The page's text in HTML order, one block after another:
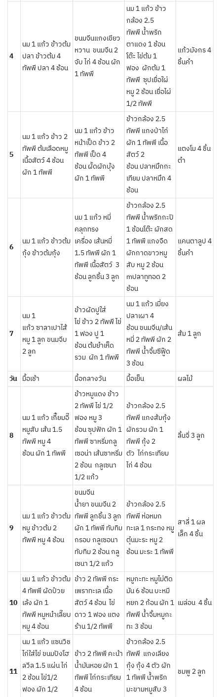
4
นม 1 แก้ว ข้้าวต้ม
ปลา ข้าวต้ม 4
ทัพพี ปลา 4 ช้อน
ขนมจีนแกงเขียว
หวาน ขนมจีน 2
จับ ไก่ 4 ช้อน ผัก
1 ทัพพี
นม 1 แก้ว ข้าว
กล้อง 2.5
ทัพพี น้ำพริก
ตาแดง 1 ช้อน
โต๊ะ ไข่ต้ม 1
ฟอง ผักต้ม 1
ทัพพี ซุปเยื่อใผ่
หมู 2 ช้อน เยื่อไผ่
1/2 ทัพพี
แก้วมังกร 4
ชิ้นคำ
5
นม 1 แก้ว ข้าว 2
ทัพพี ต้มเลือดหมู
เนื้อสัตว์ 4 ช้อน
ผัก 1 ทัพพี
นม 1 แก้ว ข้าว
หน้าเป็ด ข้าว 2
ทัพพี เป็ด 4
ช้อน ผััดผักบุ้ง
ผัก 1 ทัพพี
ข้าวกล้อง 2.5
ทัพพี แกงป่าไก่
ผัก 1 ทัพพี เนื้อ
สัตว์ 2
ช้อน ปลาหมึกกะ
เทียม ปลาหมึก 4
ช้อน
แตงโม 4 ชิ้น
ตำ
6
นม 1 แก้ว ข้าวต้ม
กุ้ง ข้าวต้มกุ้ง
นม 1 แก้ว หมี่
คลุกทรง
เครื่อง เส้นหมี่
1.5 ทัพพี ผัก 1
ทัพพี เนื้อสัตว์ 3
ช้อน ลูกชิ้น 3 ลูก
ข้าวกล้อง 2.5
ทัพพี น้ำพริกกะปิ
1 ช้อนโต๊ะ ผักสด
1 ทัพพี แกงจืด
ผักกาดขาวหมู
สับ หมู 2 ช้อน
mปลาทูทอด 2
ช้อน
แคนตาลูป 4
ชิ้นคำ
7
นม 1
แก้ว ซาลาเปาไส้
หมู 1 ลูก ขนมจีบ
2 ลูก
ข้าวผัดปูใส่
ไข่ ข้าว 2 ทัพพี ไข่
1 ฟอง ปู 1
ช้อน ต้้มยำเห็ด
รวม ผัก 1 ทัพพี
นม 1 แก้ว เมี่ยง
ปลาเผา 4
ช้อน ขนมจีน/เส้น
หมี่ 2 ทัพพี ผัก 2
ทัพพี น้ำจิ้มซีฟู๊ด
3 ช้อน
ส้ม 1 ลูก
วัน มื้อเช้า มื้อกลางวัน มื้อเย็น ผลไม้
8
นม 1 แก้ว เกี๊ี้ยมอี๊
หมูสับ เส้น 1.5
ทัพพี หมู 4
ช้อน ผัก 1 ทัพพี
ข้าวหมูแดง ข้าว
2 ทัพพี ไข่ 1/2
ฟอง หมู 3
ช้อน ซุปฟัก ผัก 1
ทัพพี ซาหริ่มกลู
เซอน่า เส้นซาหริ่ม
2 ช้อน กลูเซนา
1/2 แก้ว
ข้าวกล้อง 2.5
ทัพพี แกงส้มกุ้ง
ผักรวม ผัก 1
ทัพพี กุ้ง 2
ตัว ไก่กระเทียม
ไก่ 4 ช้อน
ลิ้นจี่ 3 ลูก
9
นม 1 แก้ว ข้าวต้ม
หมู ข้าวต้ม 2
ทัพพี หมู 4 ช้อน
ขนมจีน
น้ำยา ขนมจีน 2
ทัพพี ลูกชิ้น 3 ลูก
ผัก 1 ทัพพี ทับทิม
กรอบ กลูเซอนา
ทับทิม 2 ช้อน กลู
เซนา 1/2 แก้ว
ข้าวกล้อง 2.5
ทัพพี ห่อหมก
ทะเล 1 กระทง หมูู
ตุ๋นมะระ หมู 2
ช้อน มะระ 1 ทัพพี
สาลี่ 1 ผล
เล็ก 4 ชิ้น
10
นม 1 แก้ว ข้าวต้ม
4 ทัพพี ผัดป๋วย
เล้ง ผัก 1
ทัพพี หมูหนำเลี๊ยบ
หมู 4 ช้อน
ข้าว 2 ทัพพี กระ
เพราทะเล เนื้อ
สัตว์ 4 ช้อน ไข่
ดาว 1 ฟอง แตง
ร้าน 1/2 ทัพพี
หมูกะทะ หมูไม่ติด
มัน 6 ช้อน บะหมี
หยก 2 ก้อน ผัก 1
ทัพพี น้ำจิ้มหมูกะ
ทะ 3 ช้อน
เมล่อน 4 ชิ้น
11
นม 1 แก้ว แซนวิช
ไก่ใส่ไข่ ขนมปังโฮ
ลวีล 1.5 แผ่น ไก่
2 ช้อน ไข่1/2
ฟอง ผัก 1/2
ข้าว 2 ทัพพี คะน้า
น้ำมันหอย ผัก 1
ทัพพี ไก่กระเทียม
4 ช้อน
ข้าวกล้อง 2.5
ทัพพี แกงเลียง
กุ้ง กุ้ง 4 ตัว ผัก
1 ทัพพี น้ำพริก
มะขามหมูสับ 3
ชมพู 2 ลูก